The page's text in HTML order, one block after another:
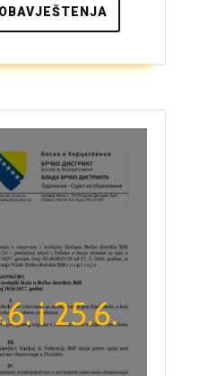
i 25.6.